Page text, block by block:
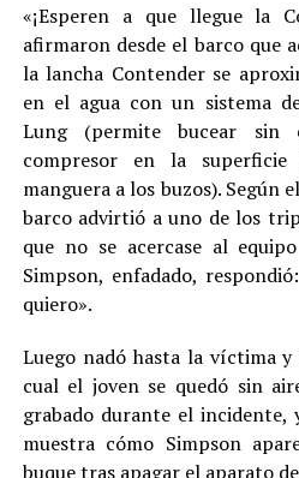
«¡Esperen a que llegue la
afirmaron desde el barco que
la lancha Contender se
en el agua con un sistema
Lung (permite bucear sin
compresor en la
manguera a los buzos). Según
barco advirtió a uno de los
que no se acercase al
Simpson, enfadado,
quiero».
Luego nadó hasta la víctima
cual el joven se quedó sin
grabado durante el incidente,
muestra cómo Simpson
buque tras apagar el aparato